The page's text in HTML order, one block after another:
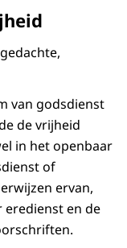
van godsdienst
de vrijheid
in het openbaar
of
ervan,
en de